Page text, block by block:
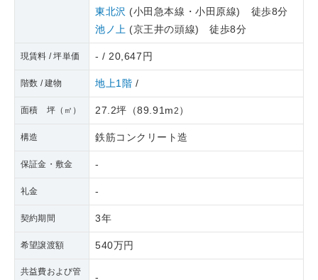
東北沢 (小田急本線・小田原線) 徒歩8分
池ノ上 (京王井の頭線) 徒歩8分
現賃料 / 坪単価 - / 20,647円
階数 / 建物 地上1階 /
面積 坪（㎡） 27.2坪 （89.91m2 ）
構造 鉄筋コンクリート造
保証金・敷金 -
礼金 -
契約期間 3年
希望譲渡額 540万円
共益費および管
-